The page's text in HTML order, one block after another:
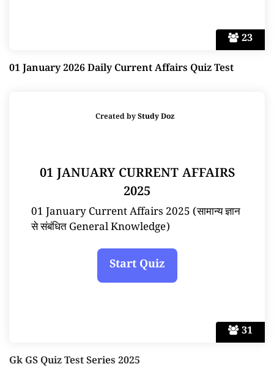
23
01 January 2026 Daily Current Affairs Quiz Test
31
Created byStudy Doz
01 JANUARY CURRENT AFFAIRS
2025
01 January Current Affairs 2025 (सामान्य ज्ञान
से संबंधित General Knowledge)
Gk GS Quiz Test Series 2025